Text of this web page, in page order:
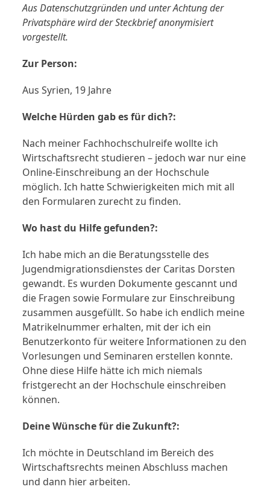
Aus Datenschutzgründen und unter Achtung der
Privatsphäre wird der Steckbrief anonymisiert
vorgestellt.
Zur Person:
Aus Syrien, 19 Jahre
Welche Hürden gab es für dich?:
Nach meiner Fachhochschulreife wollte ich
Wirtschaftsrecht studieren – jedoch war nur eine
Online-Einschreibung an der Hochschule
möglich. Ich hatte Schwierigkeiten mich mit all
den Formularen zurecht zu finden.
Wo hast du Hilfe gefunden?:
Ich habe mich an die Beratungsstelle des
Jugendmigrationsdienstes der Caritas Dorsten
gewandt. Es wurden Dokumente gescannt und
die Fragen sowie Formulare zur Einschreibung
zusammen ausgefüllt. So habe ich endlich meine
Matrikelnummer erhalten, mit der ich ein
Benutzerkonto für weitere Informationen zu den
Vorlesungen und Seminaren erstellen konnte.
Ohne diese Hilfe hätte ich mich niemals
fristgerecht an der Hochschule einschreiben
können.
Deine Wünsche für die Zukunft?:
Ich möchte in Deutschland im Bereich des
Wirtschaftsrechts meinen Abschluss machen
und dann hier arbeiten.